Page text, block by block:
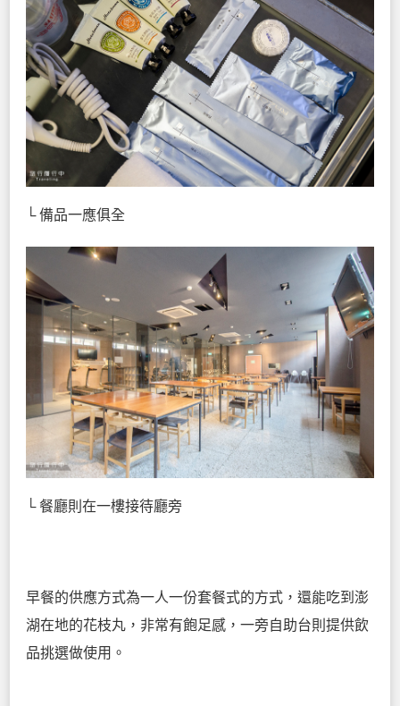
└ 備品一應俱全
└ 餐廳則在一樓接待廳旁
早餐的供應方式為一人一份套餐式的方式，還能吃到澎
湖在地的花枝丸，非常有飽足感，一旁自助台則提供飲
品挑選做使用。